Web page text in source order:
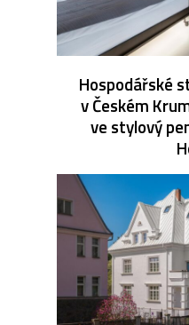
Hospodářské
v Českém
ve stylový